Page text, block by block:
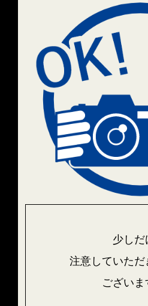
少しだ
注意していた
ございま